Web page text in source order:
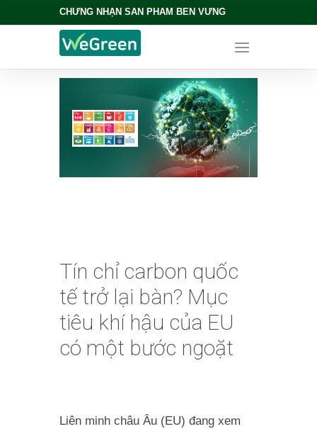
CHỨNG NHẬN SẢN PHẨM BỀN VỮNG
Tín chỉ carbon quốc
tế trở lại bàn? Mục
tiêu khí hậu của EU
có một bước ngoặt
Liên minh châu Âu (EU) đang xem